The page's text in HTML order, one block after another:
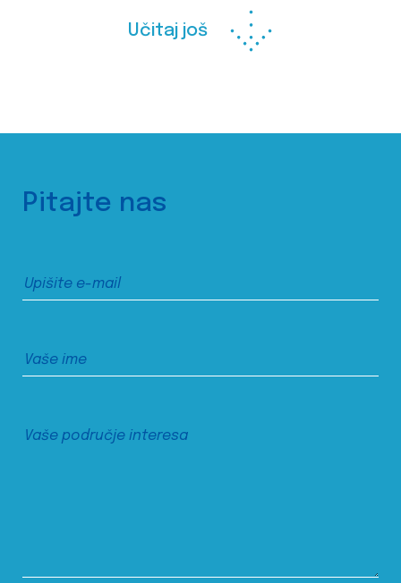
Učitaj još
Pitajte nas